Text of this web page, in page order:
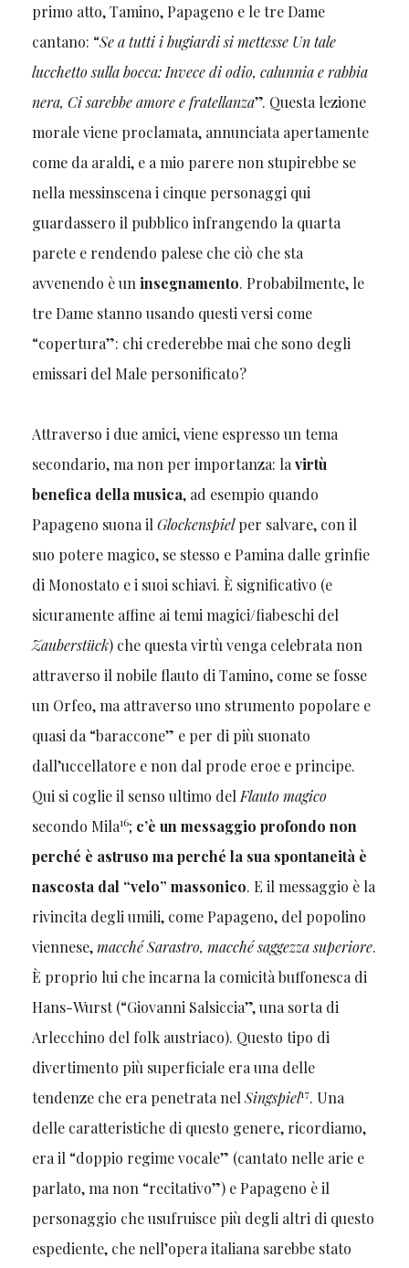
primo atto, Tamino, Papageno e le tre Dame
cantano: “Se a tutti i bugiardi si mettesse Un tale
lucchetto sulla bocca: Invece di odio, calunnia e rabbia
nera, Ci sarebbe amore e fratellanza”. Questa lezione
morale viene proclamata, annunciata apertamente
come da araldi, e a mio parere non stupirebbe se
nella messinscena i cinque personaggi qui
guardassero il pubblico infrangendo la quarta
parete e rendendo palese che ciò che sta
avvenendo è un insegnamento. Probabilmente, le
tre Dame stanno usando questi versi come
“copertura”: chi crederebbe mai che sono degli
emissari del Male personificato?
Attraverso i due amici, viene espresso un tema
secondario, ma non per importanza: la virtù
benefica della musica, ad esempio quando
Papageno suona il Glockenspielper salvare, con il
suo potere magico, se stesso e Pamina dalle grinfie
di Monostato e i suoi schiavi. È significativo (e
sicuramente affine ai temi magici/fiabeschi del
Zauberstück) che questa virtù venga celebrata non
attraverso il nobile flauto di Tamino, come se fosse
un Orfeo, ma attraverso uno strumento popolare e
quasi da “baraccone” e per di più suonato
dall’uccellatore e non dal prode eroe e principe.
Qui si coglie il senso ultimo del Flauto magico
secondo Mila16; c’è un messaggio profondo non
perché è astruso ma perché la sua spontaneità è
nascosta dal “velo” massonico. E il messaggio è la
rivincita degli umili, come Papageno, del popolino
viennese,macché Sarastro, macché saggezza superiore.
È proprio lui che incarna la comicità buffonesca di
Hans-Wurst (“Giovanni Salsiccia”, una sorta di
Arlecchino del folk austriaco). Questo tipo di
divertimento più superficiale era una delle
tendenze che era penetrata nel Singspiel17. Una
delle caratteristiche di questo genere, ricordiamo,
era il “doppio regime vocale” (cantato nelle arie e
parlato, ma non “recitativo”) e Papageno è il
personaggio che usufruisce più degli altri di questo
espediente, che nell’opera italiana sarebbe stato